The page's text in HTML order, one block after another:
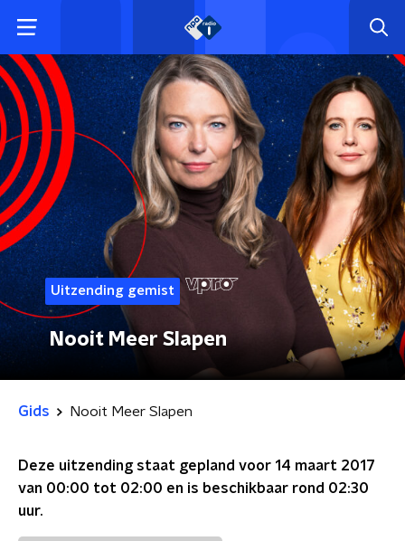
Uitzending gemist
Nooit Meer Slapen
Gids Nooit Meer Slapen
Deze uitzending staat gepland voor 14 maart 2017
van 00:00 tot 02:00 en is beschikbaar rond 02:30
uur.